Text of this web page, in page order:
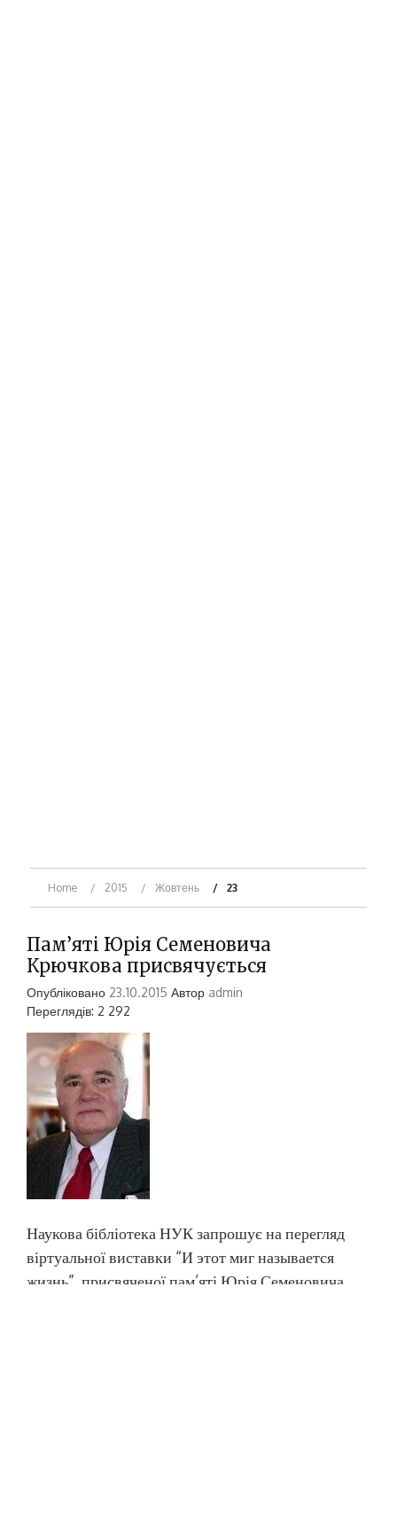
Home 2015 Жовтень 23
Пам’яті Юрія Семеновича
Крючкова присвячується
Опубліковано 23.10.2015 Автор admin
Переглядів: 2 292
Наукова бібліотека НУК запрошує на перегляд
віртуальної виставки “И этот миг называется
жизнь”, присвяченої пам’яті Юрія Семеновича